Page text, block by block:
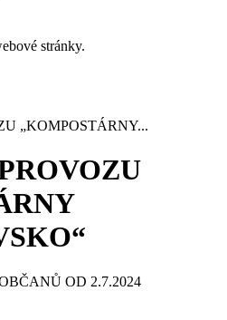
stránky.
„KOMPOSTÁRNY...
OD 2.7.2024